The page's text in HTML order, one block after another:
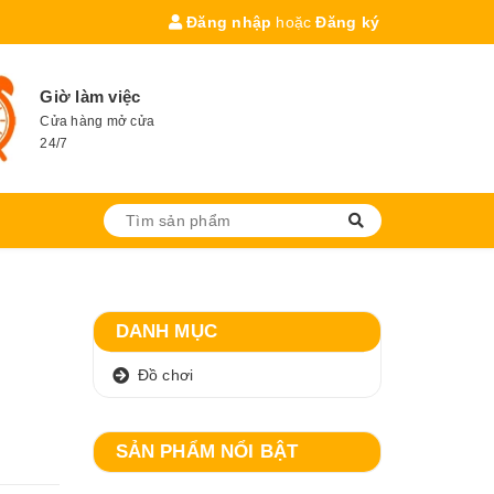
Đăng nhập hoặc Đăng ký
Giờ làm việc
Cửa hàng mở cửa
24/7
DANH MỤC
Đồ chơi
SẢN PHẨM NỔI BẬT